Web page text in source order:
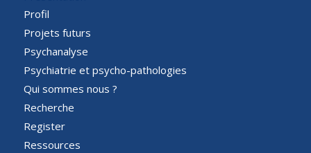
Profil
Projets futurs
Psychanalyse
Psychiatrie et psycho-pathologies
Qui sommes nous ?
Recherche
Register
Ressources